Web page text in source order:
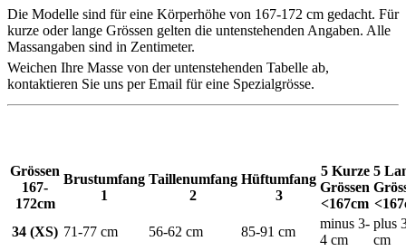
Die Modelle sind für eine Körperhöhe von 167-172 cm gedacht. Für
kurze oder lange Grössen gelten die untenstehenden Angaben. Alle
Massangaben sind in Zentimeter.
Weichen Ihre Masse von der untenstehenden Tabelle ab,
kontaktieren Sie uns per Email für eine Spezialgrösse.
Grössen
167-
172cm
Brustumfang
1
Taillenumfang
2
Hüftumfang
3
5 Kurze
Grössen
<167cm
5
34 (XS) 71-77 cm 56-62 cm 85-91 cm
minus 3-
4 cm
plus
cm